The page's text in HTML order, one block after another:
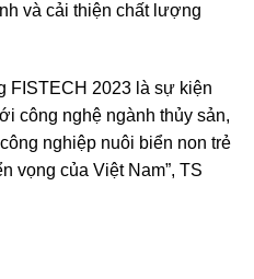
và cải thiện chất lượng
FISTECH 2023 là sự kiện
công nghệ ngành thủy sản,
nghiệp nuôi biển non trẻ
vọng của Việt Nam”, TS